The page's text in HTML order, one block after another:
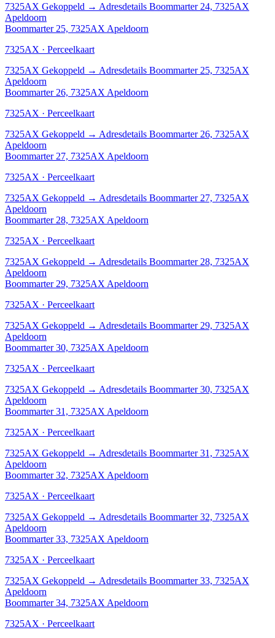
7325AX Gekoppeld → Adresdetails Boommarter 24, 7325AX
Apeldoorn
Boommarter 25, 7325AX Apeldoorn
7325AX · Perceelkaart
7325AX Gekoppeld → Adresdetails Boommarter 25, 7325AX
Apeldoorn
Boommarter 26, 7325AX Apeldoorn
7325AX · Perceelkaart
7325AX Gekoppeld → Adresdetails Boommarter 26, 7325AX
Apeldoorn
Boommarter 27, 7325AX Apeldoorn
7325AX · Perceelkaart
7325AX Gekoppeld → Adresdetails Boommarter 27, 7325AX
Apeldoorn
Boommarter 28, 7325AX Apeldoorn
7325AX · Perceelkaart
7325AX Gekoppeld → Adresdetails Boommarter 28, 7325AX
Apeldoorn
Boommarter 29, 7325AX Apeldoorn
7325AX · Perceelkaart
7325AX Gekoppeld → Adresdetails Boommarter 29, 7325AX
Apeldoorn
Boommarter 30, 7325AX Apeldoorn
7325AX · Perceelkaart
7325AX Gekoppeld → Adresdetails Boommarter 30, 7325AX
Apeldoorn
Boommarter 31, 7325AX Apeldoorn
7325AX · Perceelkaart
7325AX Gekoppeld → Adresdetails Boommarter 31, 7325AX
Apeldoorn
Boommarter 32, 7325AX Apeldoorn
7325AX · Perceelkaart
7325AX Gekoppeld → Adresdetails Boommarter 32, 7325AX
Apeldoorn
Boommarter 33, 7325AX Apeldoorn
7325AX · Perceelkaart
7325AX Gekoppeld → Adresdetails Boommarter 33, 7325AX
Apeldoorn
Boommarter 34, 7325AX Apeldoorn
7325AX · Perceelkaart